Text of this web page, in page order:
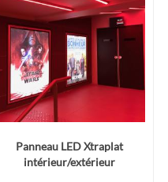
Panneau LED Xtraplat
intérieur/extérieur